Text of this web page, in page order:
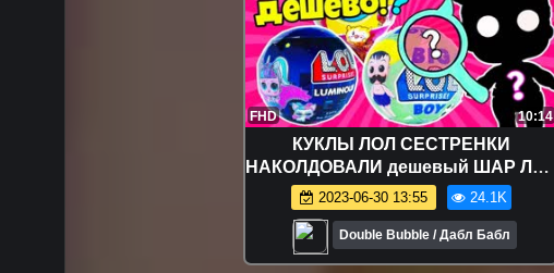
FHD 10:14
КУКЛЫ ЛОЛ СЕСТРЕНКИ
НАКОЛДОВАЛИ дешевый ШАР ЛОЛ
СЮРПРИЗ! РАСПАКОВКА
Мультики для детей
2023-06-30 13:55 24.1K
Double Bubble / Дабл Бабл